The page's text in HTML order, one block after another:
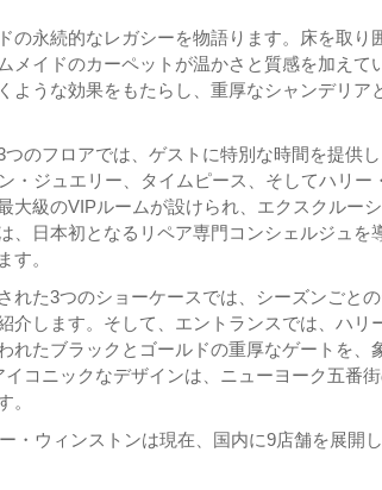
の永続的なレガシーを物語ります。床を取り
イドのカーペットが温かさと質感を加えて
ような効果をもたらし、重厚なシャンデリア
のフロアでは、ゲストに特別な時間を提供し
・ジュエリー、タイムピース、そしてハリー
大級のVIPルームが設けられ、エクスクルー
、日本初となるリペア専門コンシェルジュを
す。
れた3つのショーケースでは、シーズンごと
します。そして、エントランスでは、ハリ
れたブラックとゴールドの重厚なゲートを、
コニックなデザインは、ニューヨーク五番
。
・ウィンストンは現在、国内に9店舗を展開